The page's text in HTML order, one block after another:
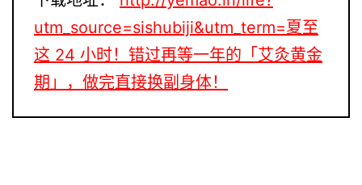
utm_source=sishubiji&utm_term=夏至
这 24 小时！错过再等一年的「艾灸黄金
期」，做完直接换副身体！